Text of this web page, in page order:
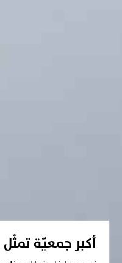
أكبر جمعيّة تمثّل